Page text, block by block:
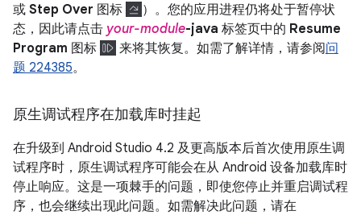
或 Step Over 图标
）。您的应用进程仍将处于暂停状
态，因此请点击 your-module-java 标签页中的 Resume
Program 图标 来将其恢复。 如需了解详情，请参阅问
题 224385。
原生调试程序在加载库时挂起
在升级到 Android Studio 4.2 及更高版本后首次使用原生调
试程序时，原生调试程序可能会在从 Android 设备加载库时
停止响应。这是一项棘手的问题，即使您停止并重启调试程
序，也会继续出现此问题。如需解决此问题，请在